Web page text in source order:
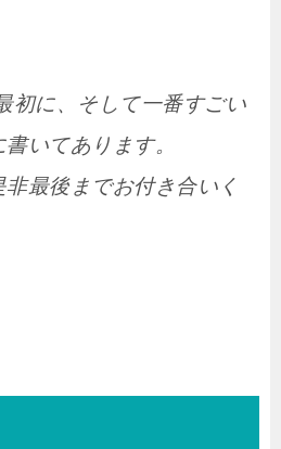
初に、そして一番すごい
いてあります。
最後までお付き合いく